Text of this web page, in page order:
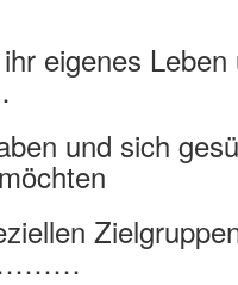
eigenes
und sich